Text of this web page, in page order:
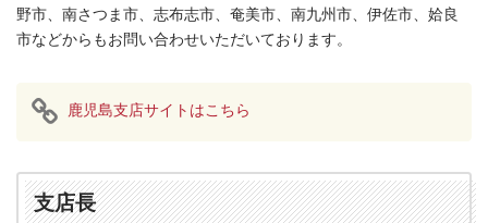
野市、南さつま市、志布志市、奄美市、南九州市、伊佐市、姶良
市などからもお問い合わせいただいております。
鹿児島支店サイトはこちら
支店長